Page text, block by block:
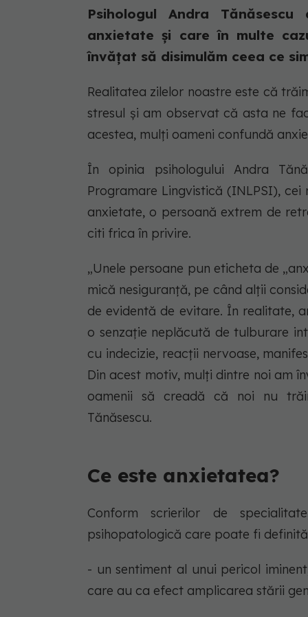
Psihologul Andra
anxietate și care în multe
învățat să disimulăm ceea ce
Realitatea zilelor noastre este că
stresul și am observat că asta ne
acestea, mulți oameni confundă
În opinia psihologului Andra
Programare Lingvistică (INLPSI),
anxietate, o persoană extrem de
citi frica în privire.
„Unele persoane pun eticheta de
mică nesiguranță, pe când alții
de evidentă de evitare. În realitate,
o senzație neplăcută de tulburare
cu indecizie, reacții nervoase,
Din acest motiv, mulți dintre noi am
oamenii să creadă că noi nu
Tănăsescu.
Ce este anxietatea?
Conform scrierilor de
psihopatologică care poate fi
- un sentiment al unui pericol
care au ca efect amplicarea stării